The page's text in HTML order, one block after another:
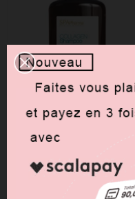
SPA PHARMA Shampooing
Collagen 400ml